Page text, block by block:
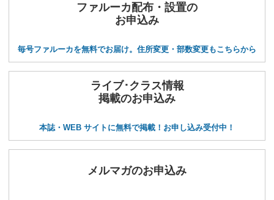
ファルーカ配布・設置の
お申込み
毎号ファルーカを無料でお届け。住所変更・部数変更もこちらから
ライブ･クラス情報
掲載のお申込み
本誌・WEB サイトに無料で掲載！お申し込み受付中！
メルマガのお申込み